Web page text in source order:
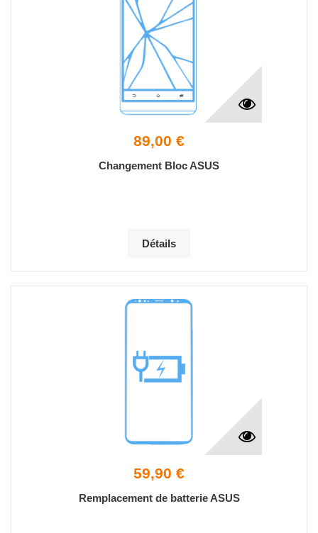
89,00 €
Changement Bloc ASUS
Détails
59,90 €
Remplacement de batterie ASUS